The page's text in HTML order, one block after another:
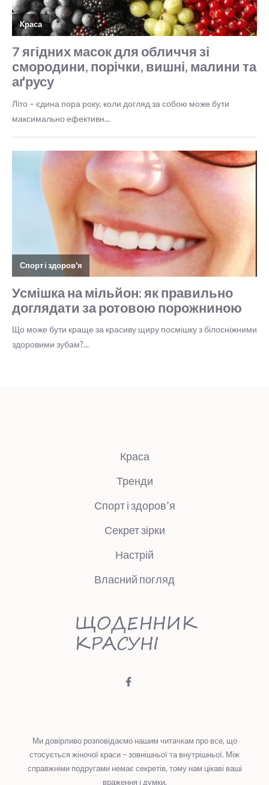
Краса
Тренди
Спорт і здоров’я
Секрет зірки
Настрій
Власний погляд
Ми довірливо розповідаємо нашим читачкам про все, що
стосується жіночої краси – зовнішньої та внутрішньої. Між
справжніми подругами немає секретів, тому нам цікаві ваші
враження і думки.